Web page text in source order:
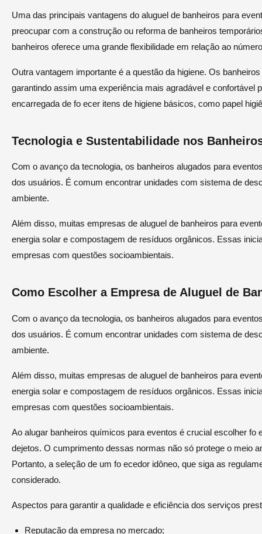
Uma das principais vantagens do aluguel de banheiros para
preocupar com a construção ou reforma de banheiros
banheiros oferece uma grande flexibilidade em relação ao
Outra vantagem importante é a questão da higiene. Os
garantindo assim uma experiência mais agradável e
encarregada de fo ecer itens de higiene básicos, como papel
Tecnologia e Sustentabilidade nos
Com o avanço da tecnologia, os banheiros alugados para
dos usuários. É comum encontrar unidades com sistema de
ambiente.
Além disso, muitas empresas de aluguel de banheiros para
energia solar e compostagem de resíduos orgânicos. Essas
empresas com questões socioambientais.
Como Escolher a Empresa de Aluguel de
Com o avanço da tecnologia, os banheiros alugados para
dos usuários. É comum encontrar unidades com sistema de
ambiente.
Além disso, muitas empresas de aluguel de banheiros para
energia solar e compostagem de resíduos orgânicos. Essas
empresas com questões socioambientais.
Ao alugar banheiros químicos para eventos é crucial escolher
dejetos. O cumprimento dessas normas não só protege o meio
Portanto, a seleção de um fo ecedor idôneo, que siga as
considerado.
Aspectos para garantir a qualidade e eficiência dos serviços
Reputação da empresa no mercado;